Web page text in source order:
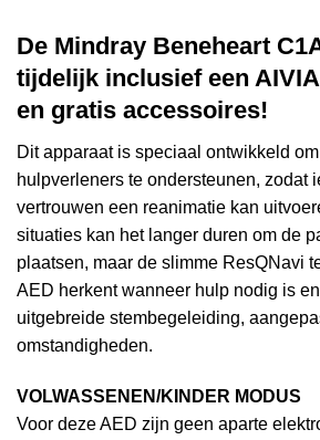
De Mindray Beneheart
tijdelijk inclusief een
en gratis accessoires!
Dit apparaat is speciaal ontwikkeld
hulpverleners te ondersteunen, zodat
vertrouwen een reanimatie kan
situaties kan het langer duren om de
plaatsen, maar de slimme ResQNavi
AED herkent wanneer hulp nodig is
uitgebreide stembegeleiding,
omstandigheden.
VOLWASSENEN/KINDER MODUS
Voor deze AED zijn geen aparte